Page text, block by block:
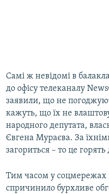
Самі ж невідомі в
до офісу телеканалу
заявили, що не
кажуть, що їх не
народного депутата,
Євгена Мураєва. За
загориться – то це
Тим часом у соцмережах
спричинило бурхливе